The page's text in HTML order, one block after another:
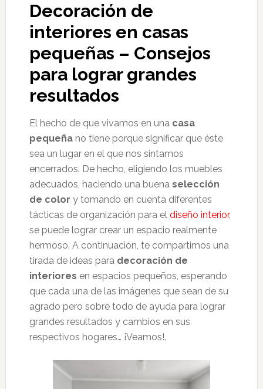
Decoración de
interiores en casas
pequeñas – Consejos
para lograr grandes
resultados
El hecho de que vivamos en una casa
pequeñano tiene porque significar que éste
sea un lugar en el que nos sintamos
encerrados. De hecho, eligiendo los muebles
adecuados, haciendo una buena selección
de color y tomando en cuenta diferentes
tácticas de organización para el diseño interior,
se puede lograr crear un espacio realmente
hermoso. A continuación, te compartimos una
tirada de ideas para decoración de
interiores en espacios pequeños, esperando
que cada una de las imágenes que sean de su
agrado pero sobre todo de ayuda para lograr
grandes resultados y cambios en sus
respectivos hogares… ¡Veamos!.